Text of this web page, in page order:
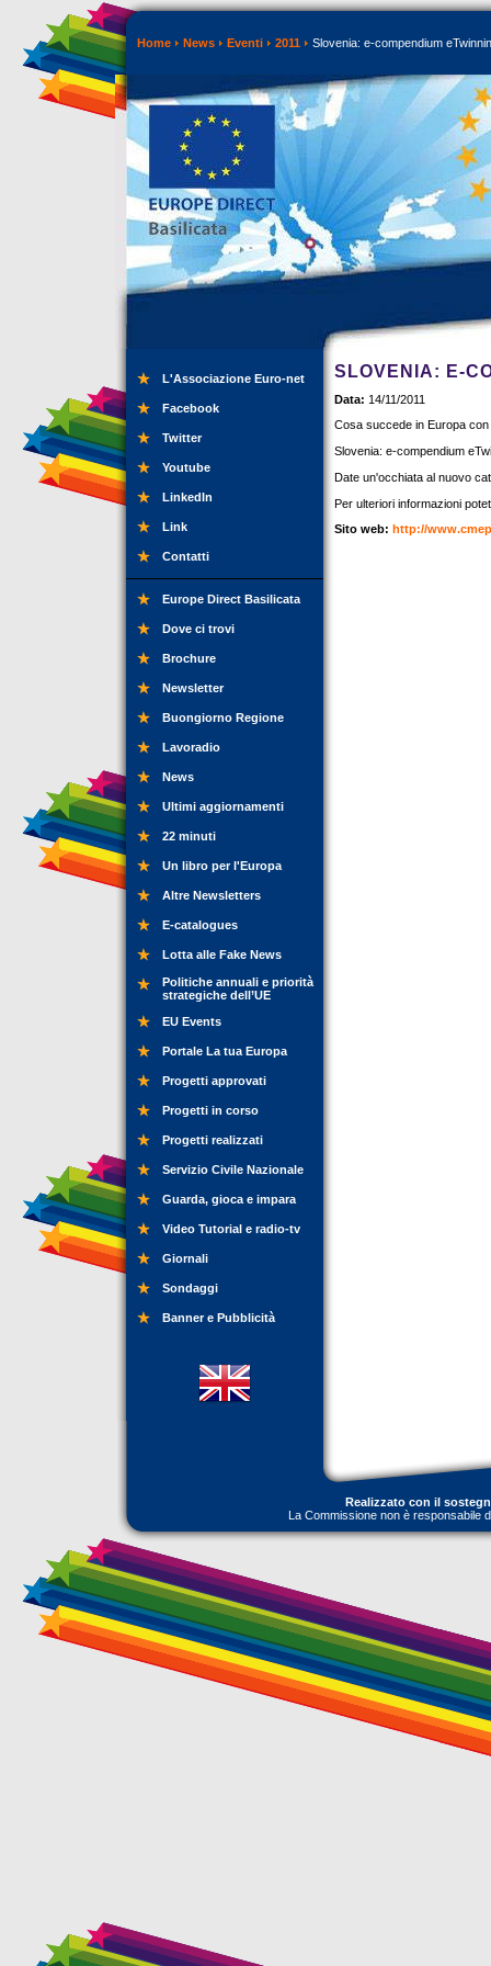
Home News Eventi 2011 Slovenia: e-compendium
L'Associazione Euro-net
Facebook
Twitter
Youtube
LinkedIn
Link
Contatti
Europe Direct Basilicata
Dove ci trovi
Brochure
Newsletter
Buongiorno Regione
Lavoradio
News
Ultimi aggiornamenti
22 minuti
Un libro per l'Europa
Altre Newsletters
E-catalogues
Lotta alle Fake News
Politiche annuali e priorità
strategiche dell’UE
EU Events
Portale La tua Europa
Progetti approvati
Progetti in corso
Progetti realizzati
Servizio Civile Nazionale
Guarda, gioca e impara
Video Tutorial e radio-tv
Giornali
Sondaggi
Banner e Pubblicità
SLOVENIA: E-
Data: 14/11/2011
Cosa succede in Europa con
Slovenia: e-compendium
Date un'occhiata al nuovo
Per ulteriori informazioni
Sito web: http://
Realizzato con il
La Commissione non è responsabile